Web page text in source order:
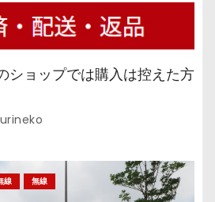
ショップでは購入は控えた方
線 無線